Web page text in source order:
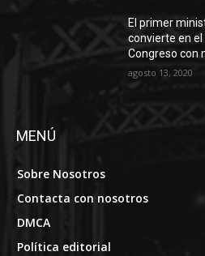
El primer
convierte en
Congreso con
agosto 13, 2020
MENÚ
Sobre Nosotros
Contacta con nosotros
DMCA
Política editorial